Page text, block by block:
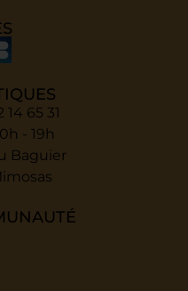
65 31
- 19h
Baguier